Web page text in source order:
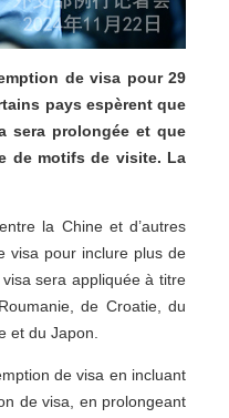
de visa pour 29
pays espèrent que
sera prolongée et que
de motifs de visite. La
la Chine et d’autres
visa pour inclure plus de
sera appliquée à titre
de Croatie, du
et du Japon.
de visa en incluant
de visa, en prolongeant